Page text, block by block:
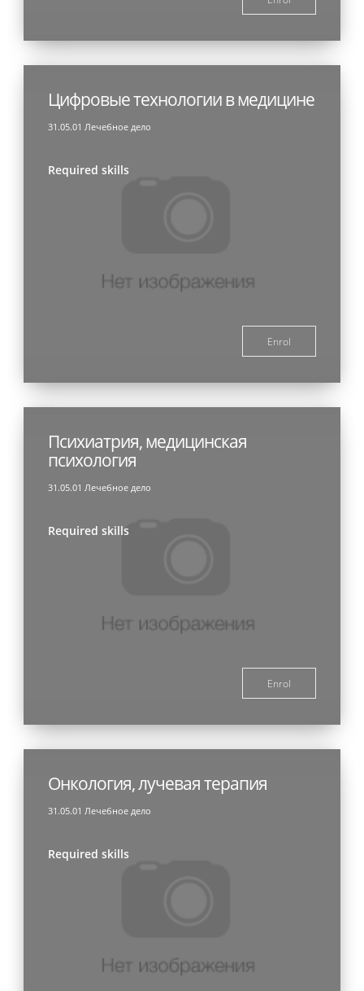
Цифровые технологии в медицине
31.05.01 Лечебное дело
Required skills
Enrol
Психиатрия, медицинская
психология
31.05.01 Лечебное дело
Required skills
Enrol
Онкология, лучевая терапия
31.05.01 Лечебное дело
Required skills